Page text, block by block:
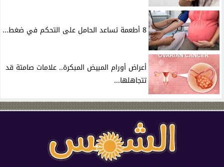
8 أطعمة تساعد الحامل على التحكم في ضغط...
أعراض أورام المبيض المبكرة.. علامات صامتة قد
تتجاهلها...